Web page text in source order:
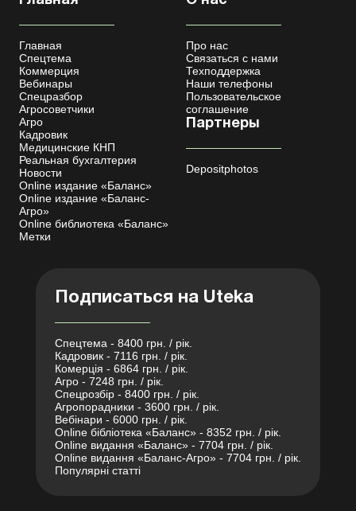
Главная
Спецтема
Коммерция
Вебинары
Спецразбор
Агросоветчики
Агро
Кадровик
Медицинские КНП
Реальная бухгалтерия
Новости
Online издание «Баланс»
Online издание «Баланс-
Агро»
Online библиотека «Баланс»
Метки
Про нас
Связаться с нами
Техподдержка
Наши телефоны
Пользовательское
соглашение
Партнеры
Depositphotos
Подписаться на Uteka
Спецтема - 8400 грн. / рік.
Кадровик - 7116 грн. / рік.
Комерція - 6864 грн. / рік.
Агро - 7248 грн. / рік.
Спецрозбір - 8400 грн. / рік.
Агропорадники - 3600 грн. / рік.
Вебінари - 6000 грн. / рік.
Online бібліотека «Баланс» - 8352 грн. / рік.
Online видання «Баланс» - 7704 грн. / рік.
Online видання «Баланс-Агро» - 7704 грн. / рік.
Популярні статті